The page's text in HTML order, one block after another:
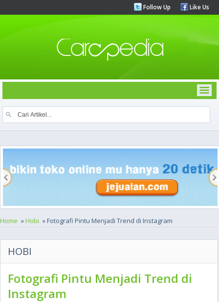
Follow Up Like Us
Home »Hobi » Fotografi Pintu Menjadi Trend di Instagram
HOBI
Fotografi Pintu Menjadi Trend di
Instagram